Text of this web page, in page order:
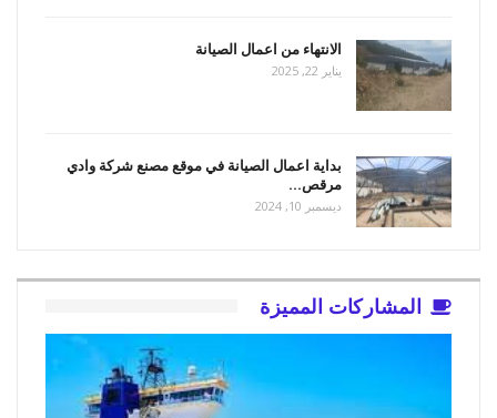
الانتهاء من اعمال الصيانة
يناير 22, 2025
بداية اعمال الصيانة في موقع مصنع شركة وادي
مرقص…
ديسمبر 10, 2024
المشاركات المميزة